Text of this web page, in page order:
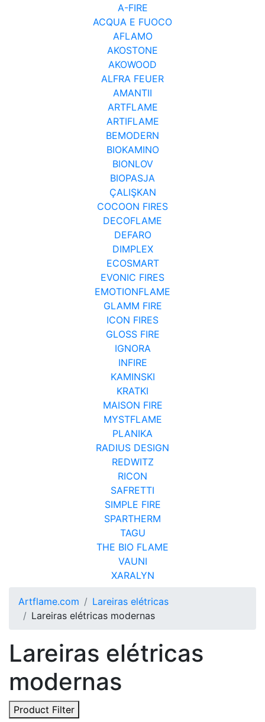
A-FIRE
ACQUA E FUOCO
AFLAMO
AKOSTONE
AKOWOOD
ALFRA FEUER
AMANTII
ARTFLAME
ARTIFLAME
BEMODERN
BIOKAMINO
BIONLOV
BIOPASJA
ÇALIŞKAN
COCOON FIRES
DECOFLAME
DEFARO
DIMPLEX
ECOSMART
EVONIC FIRES
EMOTIONFLAME
GLAMM FIRE
ICON FIRES
GLOSS FIRE
IGNORA
INFIRE
KAMINSKI
KRATKI
MAISON FIRE
MYSTFLAME
PLANIKA
RADIUS DESIGN
REDWITZ
RICON
SAFRETTI
SIMPLE FIRE
SPARTHERM
TAGU
THE BIO FLAME
VAUNI
XARALYN
Artflame.com
Lareiras elétricas
Lareiras elétricas modernas
Lareiras elétricas
modernas
Product Filter